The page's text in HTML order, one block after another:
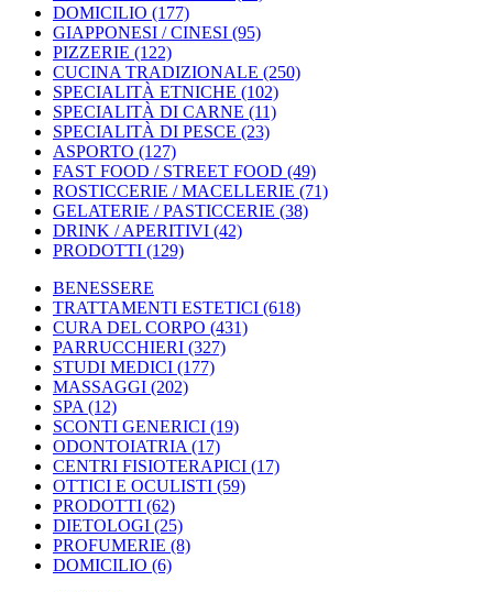
DOMICILIO (177)
GIAPPONESI / CINESI (95)
PIZZERIE (122)
CUCINA TRADIZIONALE (250)
SPECIALITÀ ETNICHE (102)
SPECIALITÀ DI CARNE (11)
SPECIALITÀ DI PESCE (23)
ASPORTO (127)
FAST FOOD / STREET FOOD (49)
ROSTICCERIE / MACELLERIE (71)
GELATERIE / PASTICCERIE (38)
DRINK / APERITIVI (42)
PRODOTTI (129)
BENESSERE
TRATTAMENTI ESTETICI (618)
CURA DEL CORPO (431)
PARRUCCHIERI (327)
STUDI MEDICI (177)
MASSAGGI (202)
SPA (12)
SCONTI GENERICI (19)
ODONTOIATRIA (17)
CENTRI FISIOTERAPICI (17)
OTTICI E OCULISTI (59)
PRODOTTI (62)
DIETOLOGI (25)
PROFUMERIE (8)
DOMICILIO (6)